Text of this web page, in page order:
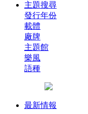
主題搜尋
發行年份
載體
廠牌
主題館
樂風
語種
最新情報